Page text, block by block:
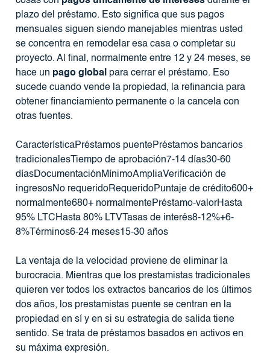
plazo del préstamo. Esto significa que sus pagos
mensuales siguen siendo manejables mientras usted
se concentra en remodelar esa casa o completar su
proyecto. Al final, normalmente entre 12 y 24 meses, se
hace un pago globalpara cerrar el préstamo. Eso
sucede cuando vende la propiedad, la refinancia para
obtener financiamiento permanente o la cancela con
otras fuentes.
CaracterísticaPréstamos puentePréstamos bancarios
tradicionalesTiempo de aprobación7-14 días30-60
díasDocumentaciónMínimoAmpliaVerificación de
ingresosNo requeridoRequeridoPuntaje de crédito600+
normalmente680+ normalmentePréstamo-valorHasta
95% LTCHasta 80% LTVTasas de interés8-12%+6-
8%Términos6-24 meses15-30 años
La ventaja de la velocidad proviene de eliminar la
burocracia. Mientras que los prestamistas tradicionales
quieren ver todos los extractos bancarios de los últimos
dos años, los prestamistas puente se centran en la
propiedad en sí y en si su estrategia de salida tiene
sentido. Se trata de préstamos basados ​​en activos en
su máxima expresión.